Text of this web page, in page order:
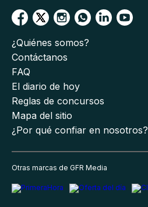
¿Quiénes somos?
Contáctanos
FAQ
El diario de hoy
Reglas de concursos
Mapa del sitio
¿Por qué confiar en nosotros?
Otras marcas de GFR Media